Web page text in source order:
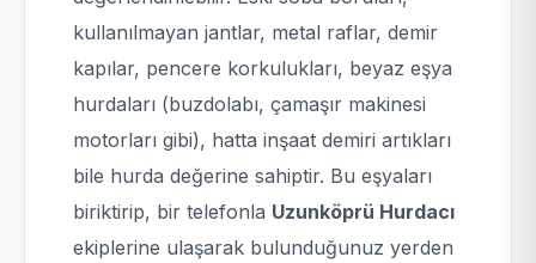
kullanılmayan jantlar, metal raflar, demir
kapılar, pencere korkulukları, beyaz eşya
hurdaları (buzdolabı, çamaşır makinesi
motorları gibi), hatta inşaat demiri artıkları
bile hurda değerine sahiptir. Bu eşyaları
biriktirip, bir telefonla Uzunköprü Hurdacı
ekiplerine ulaşarak bulunduğunuz yerden